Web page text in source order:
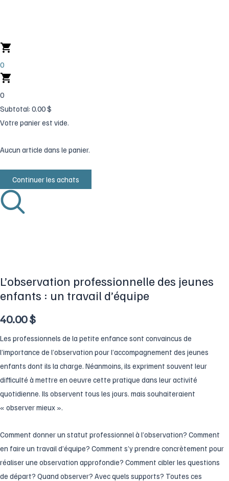
0
0
Subtotal: 0.00$
Votre panier est vide.
Aucun article dans le panier.
Continuer les achats
L’observation professionnelle des jeunes
enfants : un travail d’équipe
40.00$
Les professionnels de la petite enfance sont convaincus de
l’importance de l’observation pour l’accompagnement des jeunes
enfants dont ils la charge. Néanmoins, ils expriment souvent leur
difficulté à mettre en oeuvre cette pratique dans leur activité
quotidienne. Ils observent tous les jours. mais souhaiteraient
« observer mieux ».
Comment donner un statut professionnel à l’observation? Comment
en faire un travail d’équipe? Comment s’y prendre concrètement pour
réaliser une observation approfondie? Comment cibler les questions
de départ? Quand observer? Avec quels supports? Toutes ces